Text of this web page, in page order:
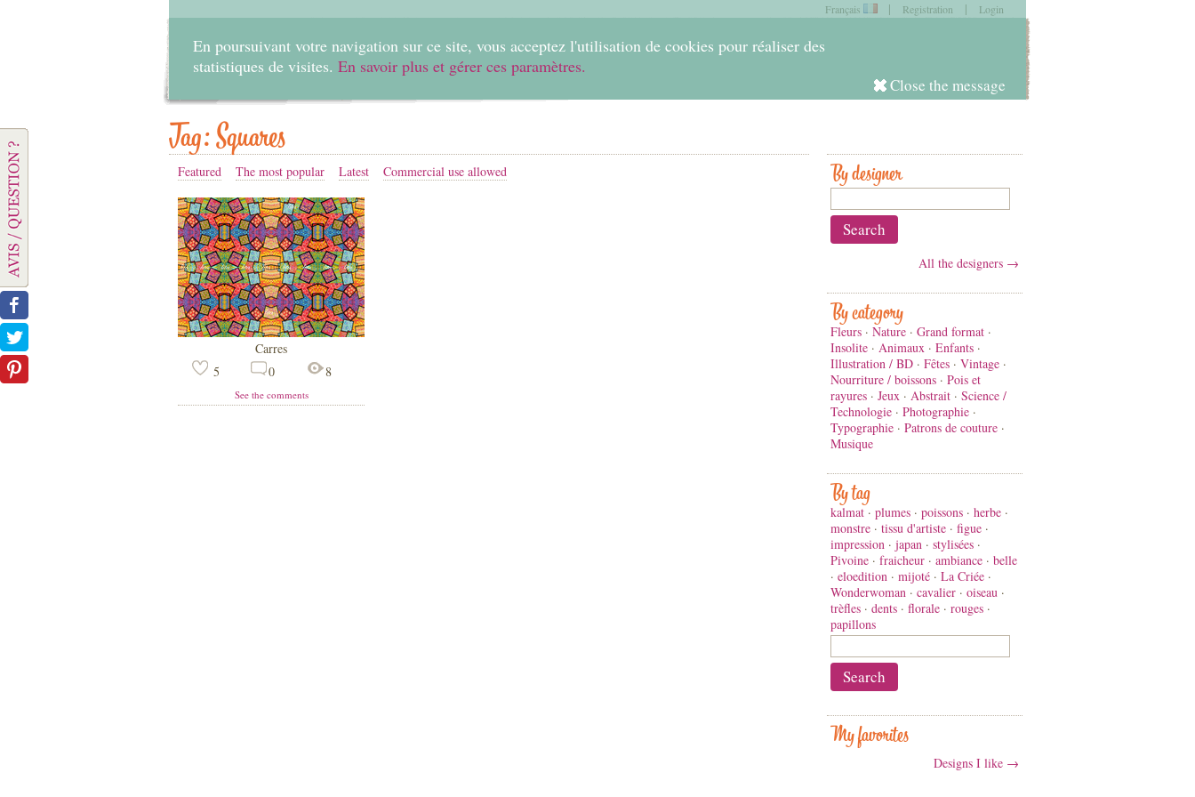
En poursuivant votre navigation sur ce site, vous acceptez l'utilisation de cookies pour réaliser des
statistiques de visites. En savoir plus et gérer ces paramètres.
Close the message
Français | Registration | Login
0item in
Log in
Tag: Squares
Featured The most popular Latest Commercial use allowed
Carres
5
0 8
See the comments
By designer
All the designers →
By category
Fleurs · Nature · Grand format ·
Insolite · Animaux · Enfants ·
Illustration / BD · Fêtes · Vintage ·
Nourriture / boissons · Pois et
rayures · Jeux · Abstrait · Science /
Technologie · Photographie ·
Typographie · Patrons de couture ·
Musique
By tag
kalmat · plumes · poissons · herbe ·
monstre · tissu d'artiste · figue ·
impression · japan · stylisées ·
Pivoine · fraicheur · ambiance · belle
· eloedition · mijoté · La Criée ·
Wonderwoman · cavalier · oiseau ·
trèfles · dents · florale · rouges ·
papillons
My favorites
Designs I like →